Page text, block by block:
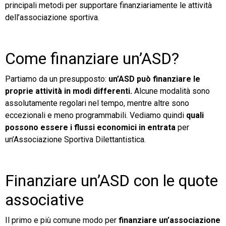
principali metodi per supportare finanziariamente le attività
dell’associazione sportiva.
Come finanziare un’ASD?
Partiamo da un presupposto: un’ASD può finanziare le
proprie attività in modi differenti. Alcune modalità sono
assolutamente regolari nel tempo, mentre altre sono
eccezionali e meno programmabili. Vediamo quindi quali
possono essere i flussi economici in entrata per
un’Associazione Sportiva Dilettantistica.
Finanziare un’ASD con le quote
associative
Il primo e più comune modo per finanziare un’associazione